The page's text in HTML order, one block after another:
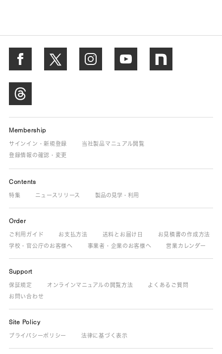
Membership
サインイン・新規登録
当社製品マニュアル閲覧
登録情報の確認・変更
Contents
特集 ニュースリリース 製品の見学・利用
Order
ご利用ガイド お支払方法 送料とお届け日
お見積書の作成方法
学校・官公庁のお客様へ
事業者・企業のお客様へ 営業カレンダー
Support
保証規定 オンラインマニュアルの閲覧方法
よくあるご質問
お問い合わせ
Site Policy
プライバシーポリシー 法律に基づく表示